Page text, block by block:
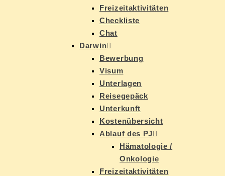
Frei­zeit­ak­ti­vi­tä­ten
Check­lis­te
Chat
Dar­win
Be­wer­bung
Vi­sum
Un­ter­la­gen
Rei­se­ge­päck
Un­ter­kunft
Kos­ten­über­sicht
Ab­lauf des PJ
Hä­ma­to­lo­gie /
Onkologie
Frei­zeit­ak­ti­vi­tä­ten